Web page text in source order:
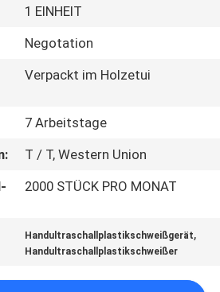
1 EINHEIT
Negotation
Verpackt im Holzetui
7 Arbeitstage
T / T, Western Union
2000 STÜCK PRO MONAT
Handultraschallplastikschweißgerät,
Handultraschallplastikschweißer